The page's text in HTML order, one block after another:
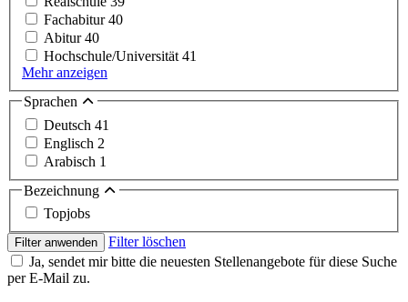
Fachabitur40
Abitur40
Hochschule/Universität 41
Mehr anzeigen
Sprachen
Deutsch 41
Englisch 2
Arabisch 1
Bezeichnung
Topjobs
Filter anwenden
Filter löschen
Ja, sendet mir bitte die neuesten Stellenangebote für diese Suche
per E-Mail zu.